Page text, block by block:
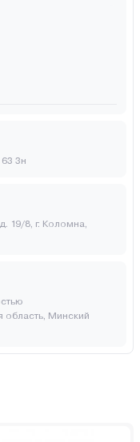
3н
19/8, г. Коломна,
oблacть, Mинcкий